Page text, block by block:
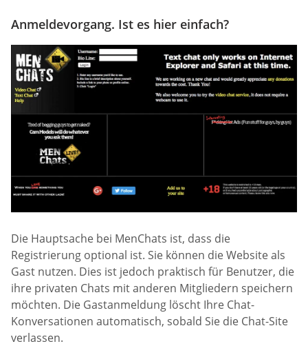
Anmeldevorgang. Ist es hier einfach?
Die Hauptsache bei MenChats ist, dass die
Registrierung optional ist. Sie können die Website als
Gast nutzen. Dies ist jedoch praktisch für Benutzer, die
ihre privaten Chats mit anderen Mitgliedern speichern
möchten. Die Gastanmeldung löscht Ihre Chat-
Konversationen automatisch, sobald Sie die Chat-Site
verlassen.